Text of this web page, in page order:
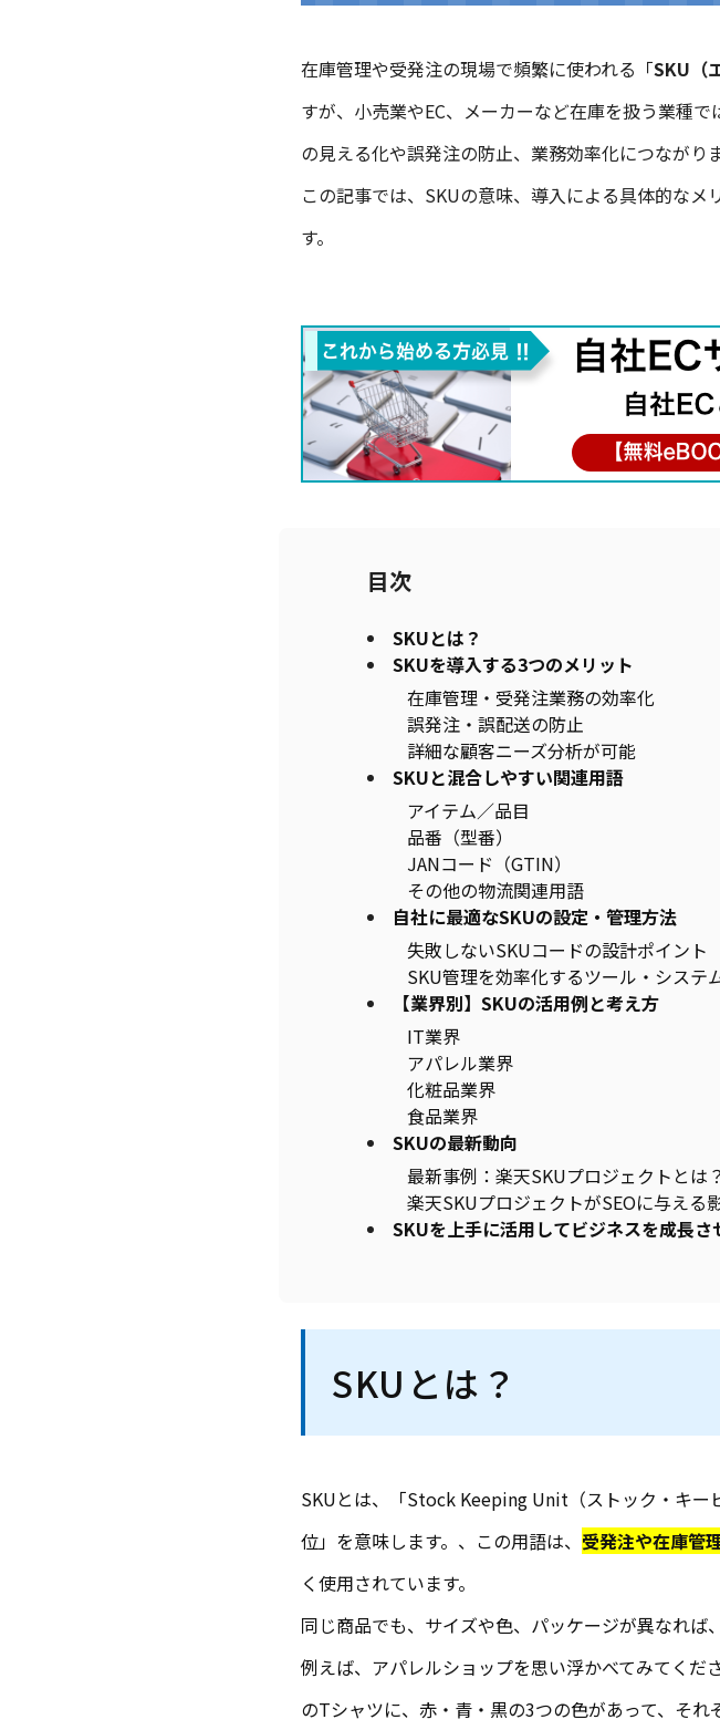
在庫管理や受発注の現場で頻繁に使われる「SKU（
すが、小売業やEC、メーカーなど在庫を扱う業種
の見える化や誤発注の防止、業務効率化につながりま
この記事では、SKUの意味、導入による具体的な
す。
目次
SKUとは？
SKUを導入する3つのメリット
在庫管理・受発注業務の効率化
誤発注・誤配送の防止
詳細な顧客ニーズ分析が可能
SKUと混合しやすい関連用語
アイテム／品目
品番（型番）
JANコード（GTIN）
その他の物流関連用語
自社に最適なSKUの設定・管理方法
失敗しないSKUコードの設計ポイント
SKU管理を効率化するツール・システ
【業界別】SKUの活用例と考え方
IT業界
アパレル業界
化粧品業界
食品業界
SKUの最新動向
最新事例：楽天SKUプロジェクトとは？
楽天SKUプロジェクトがSEOに与える
SKUを上手に活用してビジネスを成長さ
SKUとは？
SKUとは、「Stock Keeping Unit（ストック・キー
位」を意味します。、この用語は、 受発注や在庫管
く使用されています。
同じ商品でも、サイズや色、パッケージが異なれば
例えば、アパレルショップを思い浮かべてみてく
のTシャツに、赤・青・黒の3つの色があって、それ